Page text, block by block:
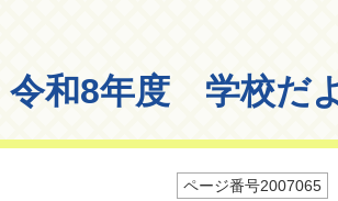
和8年度 学校だ
ページ番号2007065